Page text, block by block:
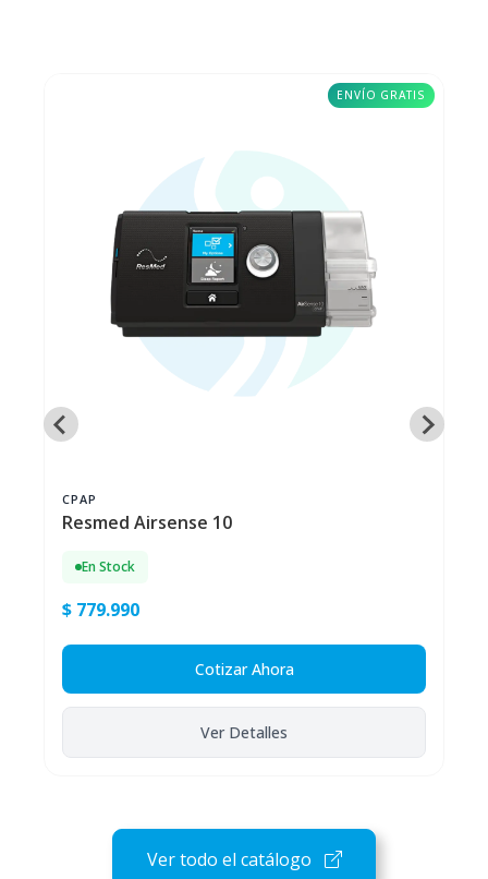
ENVÍO GRATIS
CPAP
Resmed Airsense 10
En Stock
$ 779.990
Cotizar Ahora
Ver Detalles
Ver todo el catálogo